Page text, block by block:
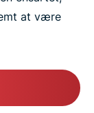
at være